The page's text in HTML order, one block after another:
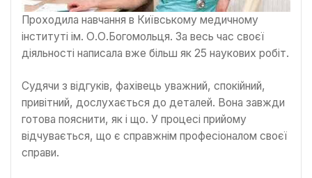
Проходила навчання в Київському медичному
інституті ім. О.О.Богомольця. За весь час своєї
діяльності написала вже більш як 25 наукових робіт.
Судячи з відгуків, фахівець уважний, спокійний,
привітний, дослухається до деталей. Вона завжди
готова пояснити, як і що. У процесі прийому
відчувається, що є справжнім професіоналом своєї
справи.